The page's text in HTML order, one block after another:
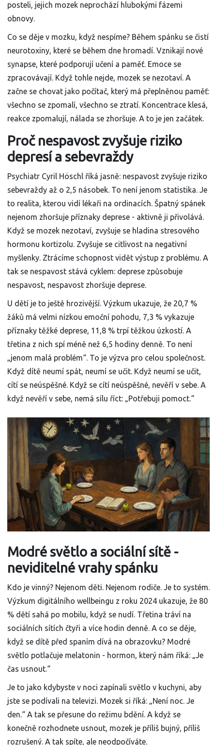
posteli, jejich mozek neprochází hlubokými fázemi
obnovy.
Co se děje v mozku, když nespíme? Během spánku se čistí
neurotoxiny, které se během dne hromadí. Vznikají nové
synapse, které podporují učení a paměť. Emoce se
zpracovávají. Když tohle nejde, mozek se nezotaví. A
začne se chovat jako počítač, který má přeplněnou paměť:
všechno se zpomalí, všechno se ztratí. Koncentrace klesá,
reakce zpomalují, nálada se zhoršuje. A to je jen začátek.
Proč nespavost zvyšuje riziko
depresí a sebevraždy
Psychiatr Cyril Höschl říká jasně: nespavost zvyšuje riziko
sebevraždy až o 2,5 násobek. To není jenom statistika. Je
to realita, kterou vidí lékaři na ordinacích. Špatný spánek
nejenom zhoršuje příznaky deprese - aktivně ji přivolává.
Když se mozek nezotaví, zvyšuje se hladina stresového
hormonu kortizolu. Zvyšuje se citlivost na negativní
myšlenky. Ztrácíme schopnost vidět výstup z problému. A
tak se nespavost stává cyklem: deprese způsobuje
nespavost, nespavost zhoršuje deprese.
U dětí je to ještě hrozivější. Výzkum ukazuje, že 20,7 %
žáků má velmi nízkou emoční pohodu, 7,3 % vykazuje
příznaky těžké deprese, 11,8 % trpí těžkou úzkostí. A
třetina z nich spí méně než 6,5 hodiny denně. To není
„jenom malá problém“. To je výzva pro celou společnost.
Když dítě neumí spát, neumí se učit. Když neumí se učit,
cítí se neúspěšné. Když se cítí neúspěšné, nevěří v sebe. A
když nevěří v sebe, nemá sílu říct: „Potřebuji pomoct.“
Modré světlo a sociální sítě -
neviditelné vrahy spánku
Kdo je vinný? Nejenom děti. Nejenom rodiče. Je to systém.
Výzkum digitálního wellbeingu z roku 2024 ukazuje, že 80
% dětí sahá po mobilu, když se nudí. Třetina tráví na
sociálních sítích čtyři a více hodin denně. A co se děje,
když se dítě před spaním dívá na obrazovku? Modré
světlo potlačuje melatonin - hormon, který nám říká: „Je
čas usnout.“
Je to jako kdybyste v noci zapínali světlo v kuchyni, aby
jste se podívali na televizi. Mozek si říká: „Není noc. Je
den.“ A tak se přesune do režimu bdění. A když se
konečně rozhodnete usnout, mozek je příliš bujný, příliš
rozrušený. A tak spíte, ale neodpočíváte.